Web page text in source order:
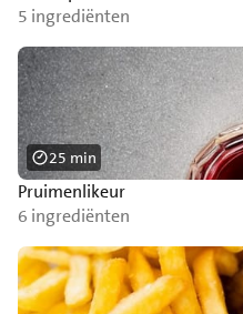
5 ingrediënten
Pruimenlikeur
6 ingrediënten
25 min